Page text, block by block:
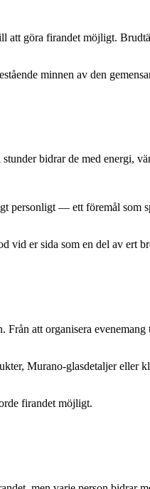
göra firandet möjligt.
minnen av den
bidrar de med energi,
personligt — ett föremål som
vid er sida som en del av ert
att organisera
Murano-glasdetaljer eller
firandet möjligt.